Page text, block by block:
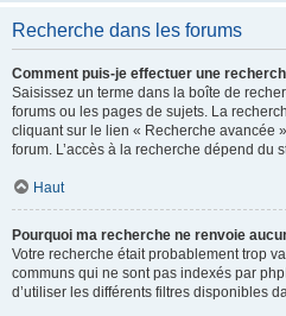
Recherche dans les forums
Comment puis-je effectuer une
Saisissez un terme dans la boîte de
forums ou les pages de sujets. La
cliquant sur le lien « Recherche avancée
forum. L’accès à la recherche dépend du
Haut
Pourquoi ma recherche ne renvoie
Votre recherche était probablement trop
communs qui ne sont pas indexés par
d’utiliser les différents filtres disponibles